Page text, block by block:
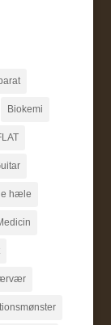
Biokemi
hæle